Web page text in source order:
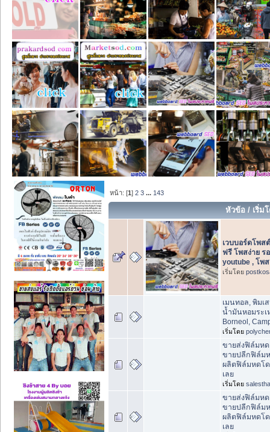
หน้า: [1]2 3 ... 143
หัวข้อ / เริ่ม
เวบบอร์ดโพส
ฟรี โพสง่าย ร
youtube , โพ
เริ่มโดย
เมนทอล, พิมเ
น้ำมันหอมระเ
Borneol,
เริ่มโดย
ขายส่งฟิล์มห
ขายปลีกฟิล์มห
ผลิตฟิล์มหดโ
เลย
เริ่มโดย
ขายส่งฟิล์มห
ขายปลีกฟิล์มห
ผลิตฟิล์มหดโ
เลย